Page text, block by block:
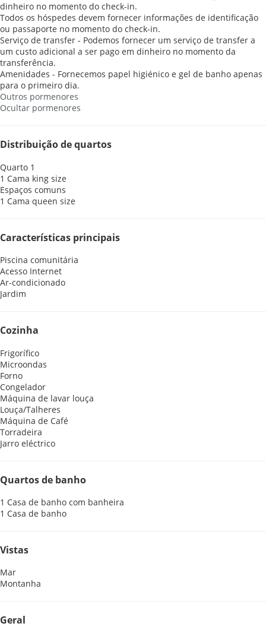
dinheiro no momento do check-in.
Todos os hóspedes devem fornecer informações de identificação
ou passaporte no momento do check-in.
Serviço de transfer - Podemos fornecer um serviço de transfer a
um custo adicional a ser pago em dinheiro no momento da
transferência.
Amenidades - Fornecemos papel higiénico e gel de banho apenas
para o primeiro dia.
Outros pormenores
Ocultar pormenores
Distribuição de quartos
Quarto 1
1 Cama king size
Espaços comuns
1 Cama queen size
Características principais
Piscina comunitária
Acesso Internet
Ar-condicionado
Jardim
Cozinha
Frigorífico
Microondas
Forno
Congelador
Máquina de lavar louça
Louça/Talheres
Máquina de Café
Torradeira
Jarro eléctrico
Quartos de banho
1 Casa de banho com banheira
1 Casa de banho
Vistas
Mar
Montanha
Geral